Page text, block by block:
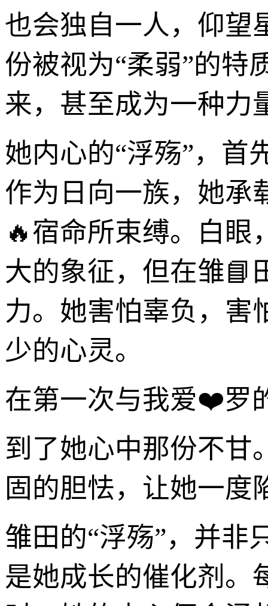
也会独自一人，仰望
份被视为“柔弱”的特
来，甚至成为一种力
她内心的“浮殇”，首
作为日向一族，她承
🔥宿命所束缚。白眼
大的象征，但在雏📘
力。她害怕辜负，害
少的心灵。
在第一次与我爱❤️罗
到了她心中那份不甘
固的胆怯，让她一度
雏田的“浮殇”，并非
是她成长的催化剂。